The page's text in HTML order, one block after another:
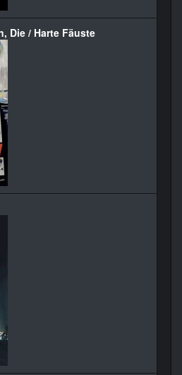
Die / Harte Fäuste